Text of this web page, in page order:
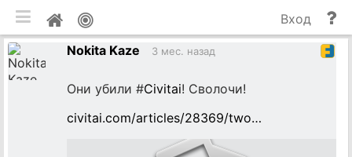
Мой
профиль
и
Вход
Nokita Kaze
3 мес. назад
Они убили #Civitai! Сволочи!
civitai.com/articles/28369/two…
мобильная версия